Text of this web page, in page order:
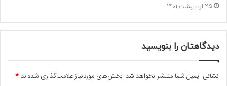
25 اردیبهشت 1401
دیدگاهتان را بنویسید
نشانی ایمیل شما منتشر نخواهد شد. بخش‌های موردنیاز علامت‌گذاری شده‌اند*